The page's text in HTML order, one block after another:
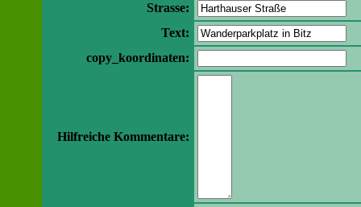
Strasse:
Text:
copy_koordinaten:
Hilfreiche Kommentare: